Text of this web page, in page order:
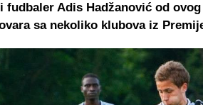
fudbaler Adis Hadžanović od
sa nekoliko klubova iz